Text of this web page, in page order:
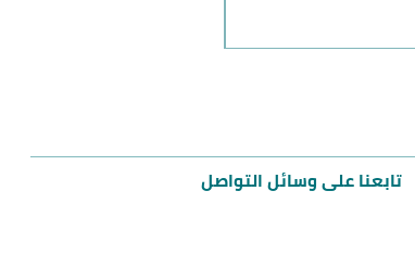
تابعنا على وسائل التواصل